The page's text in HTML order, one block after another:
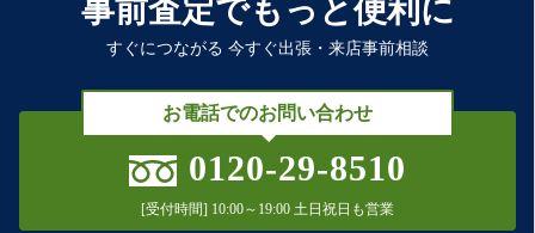
事前査定でもっと便利に
すぐにつながる 今すぐ出張・来店事前相談
お電話でのお問い合わせ
0120-29-8510
[受付時間] 10:00～19:00 土日祝日も営業